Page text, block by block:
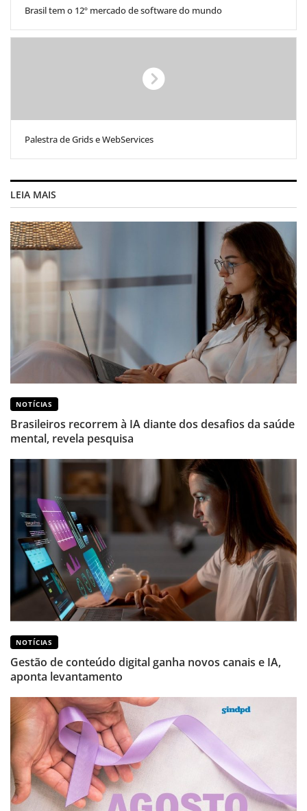
Brasil tem o 12º mercado de software do mundo
Palestra de Grids e WebServices
LEIA MAIS
NOTÍCIAS
Brasileiros recorrem à IA diante dos desafios da saúde
mental, revela pesquisa
NOTÍCIAS
Gestão de conteúdo digital ganha novos canais e IA,
aponta levantamento